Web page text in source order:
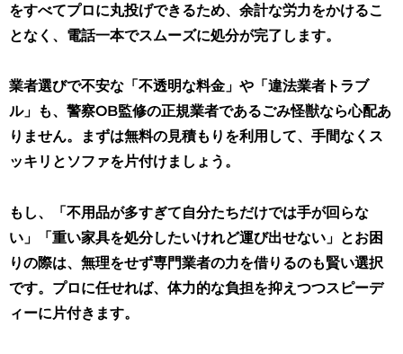
をすべてプロに丸投げできるため、余計な労力をかけるこ
となく、電話一本でスムーズに処分が完了します。
業者選びで不安な「不透明な料金」や「違法業者トラブ
ル」も、警察OB監修の正規業者であるごみ怪獣なら心配あ
りません。まずは無料の見積もりを利用して、手間なくス
ッキリとソファを片付けましょう。
もし、「不用品が多すぎて自分たちだけでは手が回らな
い」「重い家具を処分したいけれど運び出せない」とお困
りの際は、無理をせず専門業者の力を借りるのも賢い選択
です。プロに任せれば、体力的な負担を抑えつつスピーデ
ィーに片付きます。